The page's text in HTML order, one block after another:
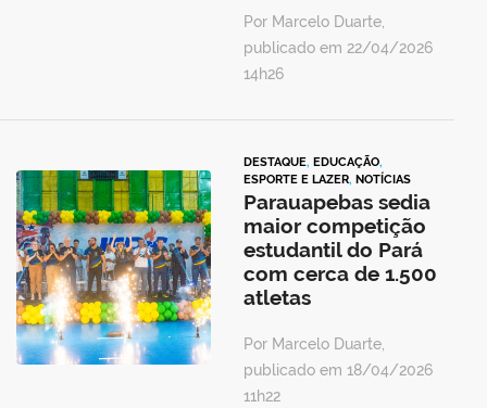
Por Marcelo Duarte,
publicado em 22/04/2026
14h26
DESTAQUE, EDUCAÇÃO,
ESPORTE E LAZER, NOTÍCIAS
Parauapebas sedia
maior competição
estudantil do Pará
com cerca de 1.500
atletas
Por Marcelo Duarte,
publicado em 18/04/2026
11h22